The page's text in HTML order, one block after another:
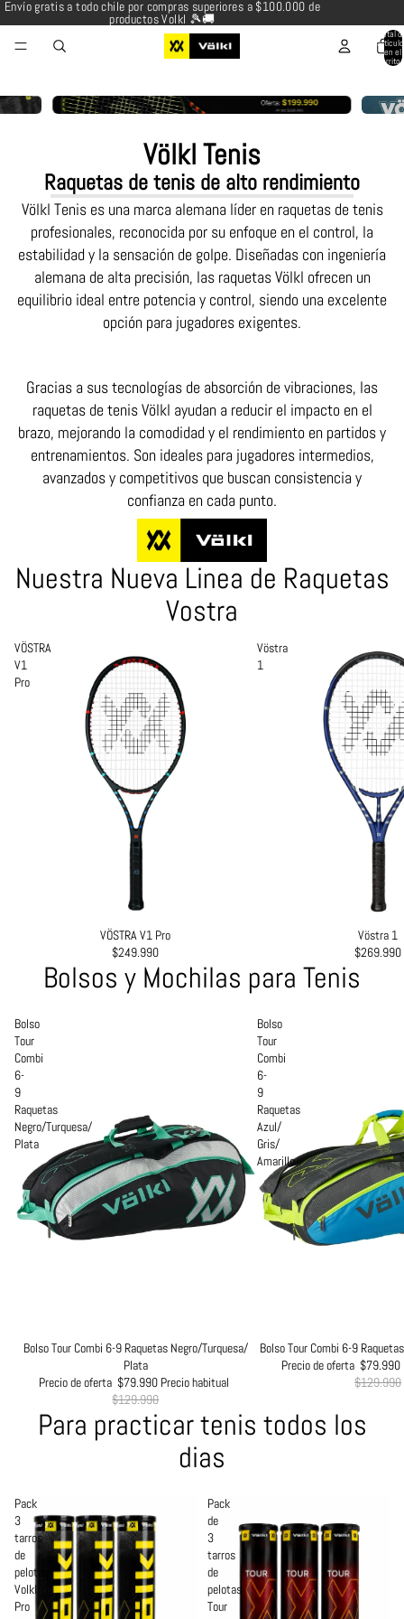
Envío gratis a todo chile por compras superiores a $100.000 de
productos Volkl 🎾🚚
Total
en el
Völkl Tenis
Raquetas de tenis de alto rendimiento
Völkl Tenis es una marca alemana líder en raquetas de tenis
profesionales, reconocida por su enfoque en el control, la
estabilidad y la sensación de golpe. Diseñadas con ingeniería
alemana de alta precisión, las raquetas Völkl ofrecen un
equilibrio ideal entre potencia y control, siendo una excelente
opción para jugadores exigentes.
Gracias a sus tecnologías de absorción de vibraciones, las
raquetas de tenis Völkl ayudan a reducir el impacto en el
brazo, mejorando la comodidad y el rendimiento en partidos y
entrenamientos. Son ideales para jugadores intermedios,
avanzados y competitivos que buscan consistencia y
confianza en cada punto.
Nuestra Nueva Linea de Raquetas
Vostra
VÖSTRA
V1
Pro
VÖSTRA V1 Pro
$249.990
Vöstra
1
Vöstra 1
$269.990
Bolsos y Mochilas para Tenis
Bolso
Tour
Combi
6-
9
Raquetas
Negro/Turquesa/
Plata
Oferta
Bolso Tour Combi 6-9 Raquetas Negro/Turquesa/
Plata
Precio de oferta $79.990 Precio habitual
$129.990
Bolso
Tour
Combi
6-
9
Raquetas
Azul/
Gris/
Amarillo
Oferta
Bolso Tour Combi 6-9
Precio de oferta $79.990
$129.990
Para practicar tenis todos los
dias
Pack
3
tarros
de
pelotas
Volkl
Pro
Pack
de
3
tarros
de
pelotas
Tour